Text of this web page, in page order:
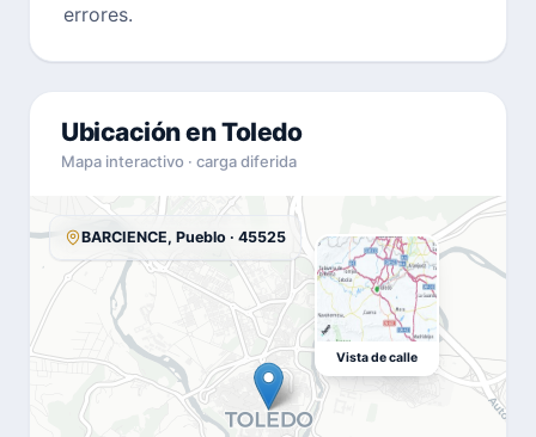
errores.
Ubicación en Toledo
Mapa interactivo · carga diferida
BARCIENCE, Pueblo · 45525
Vista de calle